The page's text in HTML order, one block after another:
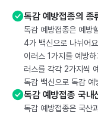
독감 예방접종의 종
독감 예방접종은 예방
4가 백신으로 나뉘어
이러스 1가지를 예방
러스를 각각 2가지씩
독감 백신으로 독감
독감 예방접종 국내
독감 예방접종은 국산